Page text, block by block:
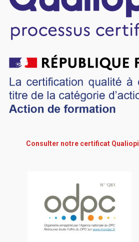
Consulter notre certificat Qualiopi